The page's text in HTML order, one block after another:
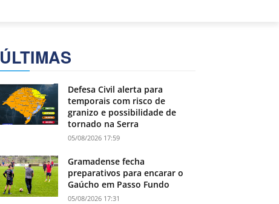
ÚLTIMAS
Defesa Civil alerta para
temporais com risco de
granizo e possibilidade de
tornado na Serra
05/08/2026 17:59
Gramadense fecha
preparativos para encarar o
Gaúcho em Passo Fundo
05/08/2026 17:31